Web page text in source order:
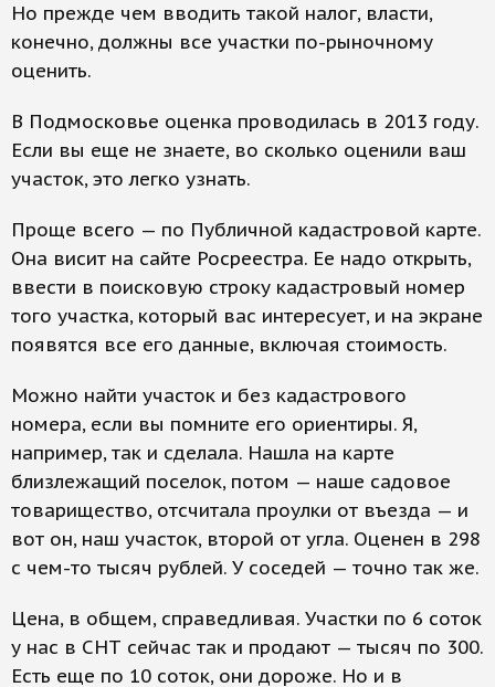
Но прежде чем вводить такой налог, власти,
конечно, должны все участки по-рыночному
оценить.
В Подмосковье оценка проводилась в 2013 году.
Если вы еще не знаете, во сколько оценили ваш
участок, это легко узнать.
Проще всего — по Публичной кадастровой карте.
Она висит на сайте Росреестра. Ее надо открыть,
ввести в поисковую строку кадастровый номер
того участка, который вас интересует, и на экране
появятся все его данные, включая стоимость.
Можно найти участок и без кадастрового
номера, если вы помните его ориентиры. Я,
например, так и сделала. Нашла на карте
близлежащий поселок, потом — наше садовое
товарищество, отсчитала проулки от въезда — и
вот он, наш участок, второй от угла. Оценен в 298
с чем-то тысяч рублей. У соседей — точно так же.
Цена, в общем, справедливая. Участки по 6 соток
у нас в СНТ сейчас так и продают — тысяч по 300.
Есть еще по 10 соток, они дороже. Но и в